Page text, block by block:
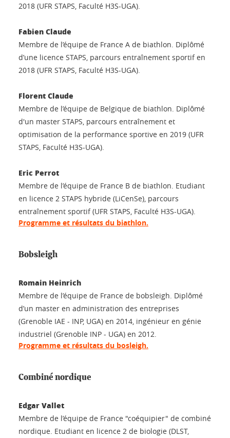
2018 (UFR STAPS, Faculté H3S-UGA).
Fabien Claude
Membre de l’équipe de France A de biathlon. Diplômé
d’une licence STAPS, parcours entraînement sportif en
2018 (UFR STAPS, Faculté H3S-UGA).
Florent Claude
Membre de l’équipe de Belgique de biathlon. Diplômé
d'un master STAPS, parcours entraînement et
optimisation de la performance sportive en 2019 (UFR
STAPS, Faculté H3S-UGA).
Eric Perrot
Membre de l’équipe de France B de biathlon. Etudiant
en licence 2 STAPS hybride (LiCenSe), parcours
entraînement sportif (UFR STAPS, Faculté H3S-UGA).
Programme et résultats du biathlon.
Bobsleigh
Romain Heinrich
Membre de l’équipe de France de bobsleigh. Diplômé
d’un master en administration des entreprises
(Grenoble IAE - INP, UGA) en 2014, ingénieur en génie
industriel (Grenoble INP - UGA) en 2012.
Programme et résultats du bosleigh.
Combiné nordique
Edgar Vallet
Membre de l’équipe de France "coéquipier" de combiné
nordique. Etudiant en licence 2 de biologie (DLST,